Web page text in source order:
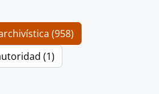
(958)
(1)